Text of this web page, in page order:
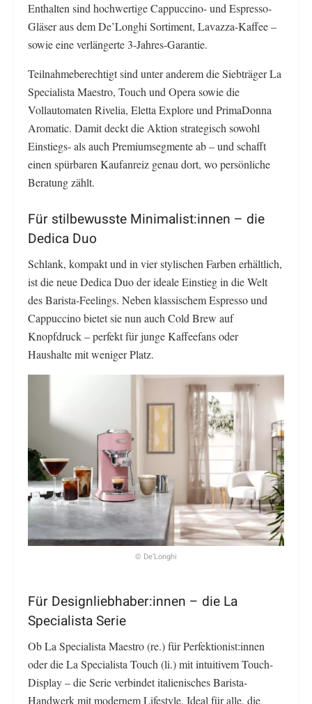
Enthalten sind hochwertige Cappuccino- und Espresso-
Gläser aus dem De’Longhi Sortiment, Lavazza-Kaffee –
sowie eine verlängerte 3-Jahres-Garantie.
Teilnahmeberechtigt sind unter anderem die Siebträger La
Specialista Maestro, Touch und Opera sowie die
Vollautomaten Rivelia, Eletta Explore und PrimaDonna
Aromatic. Damit deckt die Aktion strategisch sowohl
Einstiegs- als auch Premiumsegmente ab – und schafft
einen spürbaren Kaufanreiz genau dort, wo persönliche
Beratung zählt.
Für stilbewusste Minimalist:innen – die
Dedica Duo
Schlank, kompakt und in vier stylischen Farben erhältlich,
ist die neue Dedica Duo der ideale Einstieg in die Welt
des Barista-Feelings. Neben klassischem Espresso und
Cappuccino bietet sie nun auch Cold Brew auf
Knopfdruck – perfekt für junge Kaffeefans oder
Haushalte mit weniger Platz.
© De’Longhi
Für Designliebhaber:innen – die La
Specialista Serie
Ob La Specialista Maestro (re.) für Perfektionist:innen
oder die La Specialista Touch (li.) mit intuitivem Touch-
Display – die Serie verbindet italienisches Barista-
Handwerk mit modernem Lifestyle. Ideal für alle, die